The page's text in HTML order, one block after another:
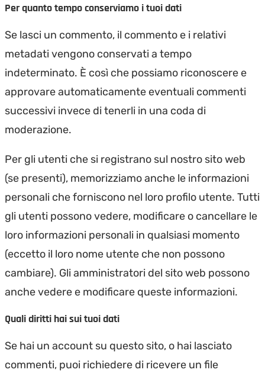
Per quanto tempo conserviamo i tuoi dati
Se lasci un commento, il commento e i relativi
metadati vengono conservati a tempo
indeterminato. È così che possiamo riconoscere e
approvare automaticamente eventuali commenti
successivi invece di tenerli in una coda di
moderazione.
Per gli utenti che si registrano sul nostro sito web
(se presenti), memorizziamo anche le informazioni
personali che forniscono nel loro profilo utente. Tutti
gli utenti possono vedere, modificare o cancellare le
loro informazioni personali in qualsiasi momento
(eccetto il loro nome utente che non possono
cambiare). Gli amministratori del sito web possono
anche vedere e modificare queste informazioni.
Quali diritti hai sui tuoi dati
Se hai un account su questo sito, o hai lasciato
commenti, puoi richiedere di ricevere un file